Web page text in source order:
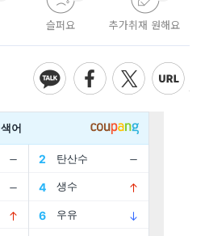
슬퍼요 추가취재 원해요